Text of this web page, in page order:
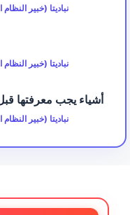
نباديتا (خبير
نباديتا (خبير
أشياء يجب معرفتها
نباديتا (خبير